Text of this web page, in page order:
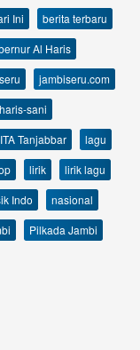
Ini
berita terbaru
Al Haris
jambiseru.com
sani
Tanjabbar
lagu
lirik
lirik lagu
Indo
nasional
Pilkada Jambi